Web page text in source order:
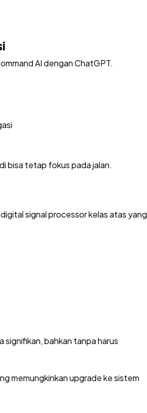
AI dengan ChatGPT.
bisa tetap fokus pada jalan.
signal processor kelas atas yang
signifikan, bahkan tanpa harus
memungkinkan upgrade ke sistem